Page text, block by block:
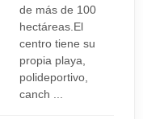
de más de 100
hectáreas.El
centro tiene su
propia playa,
polideportivo,
canch ...